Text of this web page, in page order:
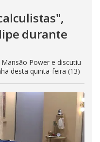
durante
Power e discutiu
desta quinta-feira (13)